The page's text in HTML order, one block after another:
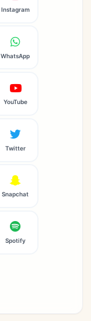
Instagram
WhatsApp
YouTube
Twitter
Snapchat
Spotify